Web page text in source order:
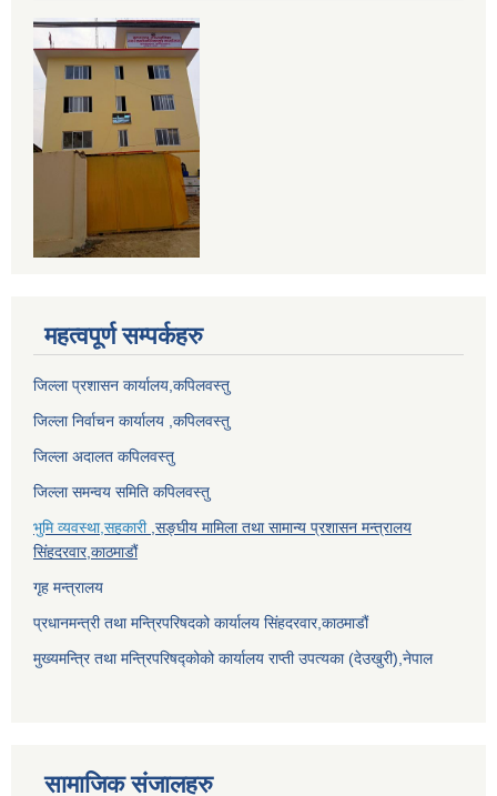
महत्वपूर्ण सम्पर्कहरु
जिल्ला प्रशासन कार्यालय,कपिलवस्तु
जिल्ला निर्वाचन कार्यालय ,कपिलवस्तु
जिल्ला अदालत कपिलवस्तु
जिल्ला समन्वय समिति कपिलवस्तु
भुमि व्यवस्था,सहकारी,सङ्घीय मामिला तथा सामान्य प्रशासन मन्त्रालय
सिंहदरवार,काठमाडौं
गृह मन्त्रालय
प्रधानमन्त्री तथा मन्त्रिपरिषदको कार्यालय सिंहदरवार,काठमाडौं
मुख्यमन्त्रि तथा मन्त्रिपरिषद्कोको कार्यालय राप्ती उपत्यका (देउखुरी),नेपाल
सामाजिक संजालहरु